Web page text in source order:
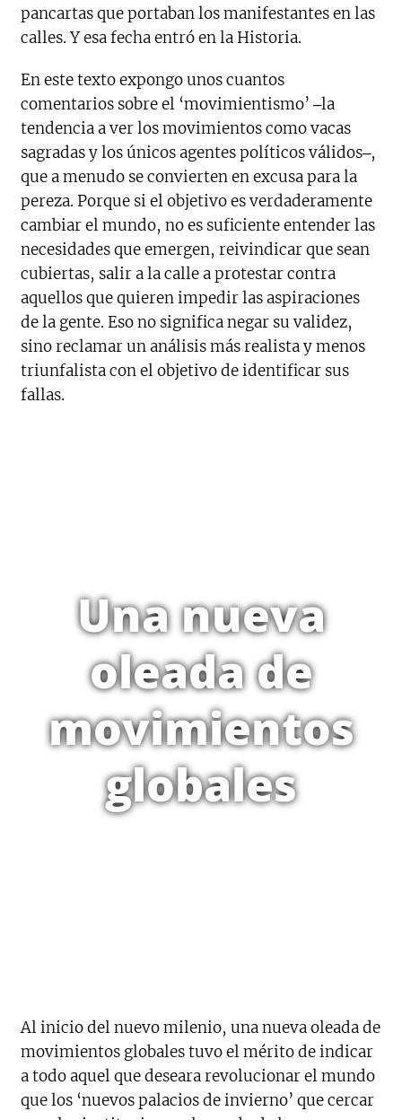
pancartas que portaban los manifestantes en las
calles. Y esa fecha entró en la Historia.
En este texto expongo unos cuantos
comentarios sobre el ‘movimientismo’ ‒la
tendencia a ver los movimientos como vacas
sagradas y los únicos agentes políticos válidos‒,
que a menudo se convierten en excusa para la
pereza. Porque si el objetivo es verdaderamente
cambiar el mundo, no es suficiente entender las
necesidades que emergen, reivindicar que sean
cubiertas, salir a la calle a protestar contra
aquellos que quieren impedir las aspiraciones
de la gente. Eso no significa negar su validez,
sino reclamar un análisis más realista y menos
triunfalista con el objetivo de identificar sus
fallas.
Una nueva
oleada de
movimientos
globales
Al inicio del nuevo milenio, una nueva oleada de
movimientos globales tuvo el mérito de indicar
a todo aquel que deseara revolucionar el mundo
que los ‘nuevos palacios de invierno’ que cercar